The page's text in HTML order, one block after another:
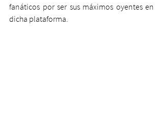
fanáticos por ser sus máximos oyentes en
dicha plataforma.